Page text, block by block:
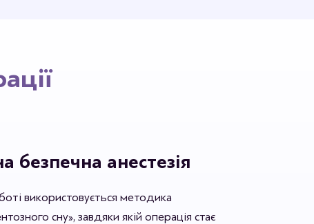
безпечна анестезія
використовується методика
сну», завдяки якій операція стає